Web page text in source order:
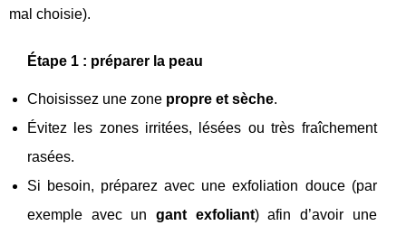
mal choisie).
Étape 1 : préparer la peau
Choisissez une zone propre et sèche.
Évitez les zones irritées, lésées ou très fraîchement
rasées.
Si besoin, préparez avec une exfoliation douce (par
exemple avec un gant exfoliant) afin d’avoir une